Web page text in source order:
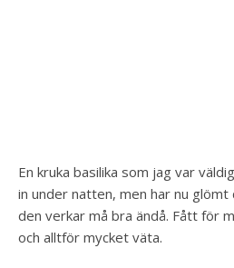
En kruka basilika som jag var
in under natten, men har nu
den verkar må bra ändå. Fått för
och alltför mycket väta.